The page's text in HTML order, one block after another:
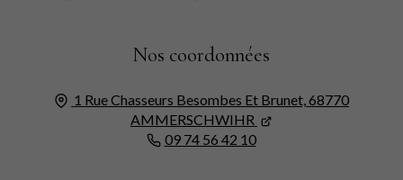
Nos coordonnées
1 Rue Chasseurs Besombes Et Brunet,68770
AMMERSCHWIHR
09 74 56 42 10